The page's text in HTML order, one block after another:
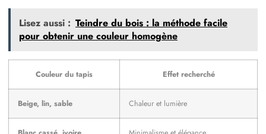
Lisez aussi : Teindre du bois : la méthode facile
pour obtenir une couleur homogène
Couleur du tapis Effet recherché
Beige, lin, sable Chaleur et lumière